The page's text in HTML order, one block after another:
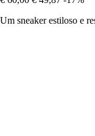
Um sneaker estiloso e